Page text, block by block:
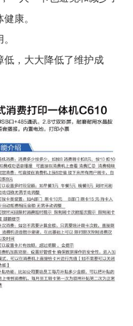
康。
低，大大降低了维护成